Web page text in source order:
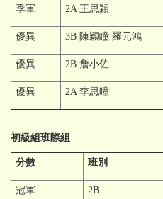
季軍 2A 王思穎
優異 3B 陳穎瞳 羅元鴻
優異 2B 詹小佐
優異 2A 李思曈
初級組班際組
分數 班別
冠軍 2B